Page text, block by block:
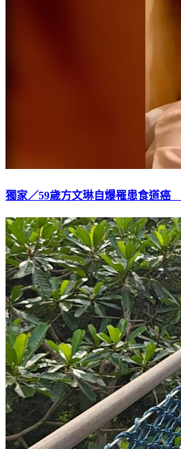
獨家／59歲方文琳自爆罹患食道癌